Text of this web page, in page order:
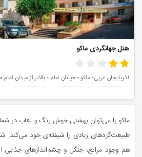
هتل جهانگردی ماکو
آذربایجان غربی- ماکو - خیابان امام - بالاتر از میدان
ماکو را می‌توان بهشتی خوش رنگ و لعاب در
طبیعت‌گردهای زیادی را شیفته‌ی خود می‌کند.
هم وجود مراتع، جنگل و چشم‌اندازهای